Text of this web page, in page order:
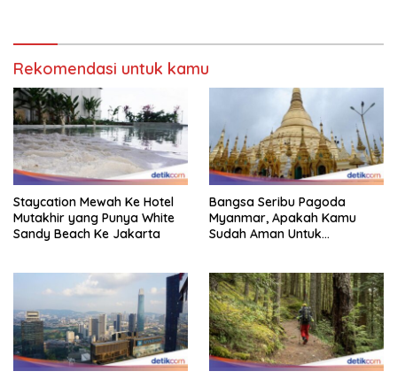
Rekomendasi untuk kamu
Staycation Mewah Ke Hotel
Mutakhir yang Punya White
Sandy Beach Ke Jakarta
Bangsa Seribu Pagoda
Myanmar, Apakah Kamu
Sudah Aman Untuk